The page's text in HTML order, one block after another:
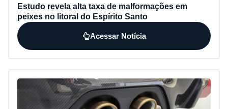
Estudo revela alta taxa de malformações em
peixes no litoral do Espírito Santo
Acessar Notícia